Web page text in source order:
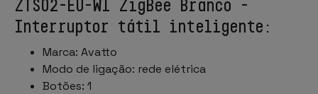
ZTS02-EU-W1 ZigBee Branco -
Interruptor tátil inteligente:
Marca: Avatto
Modo de ligação: rede elétrica
Botões: 1